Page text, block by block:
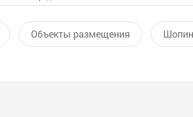
Объекты размещения